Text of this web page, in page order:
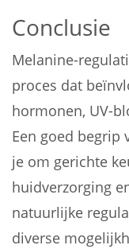
Conclusie
Melanine-
proces dat
hormonen, UV-
Een goed begrip
je om gerichte
huidverzorging
natuurlijke
diverse